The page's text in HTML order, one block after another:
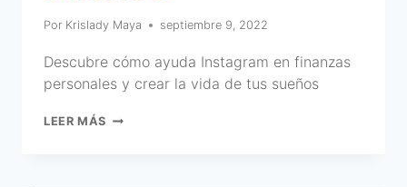
Por Krislady Maya septiembre 9, 2022
Descubre cómo ayuda Instagram en finanzas
personales y crear la vida de tus sueños
LEER MÁS